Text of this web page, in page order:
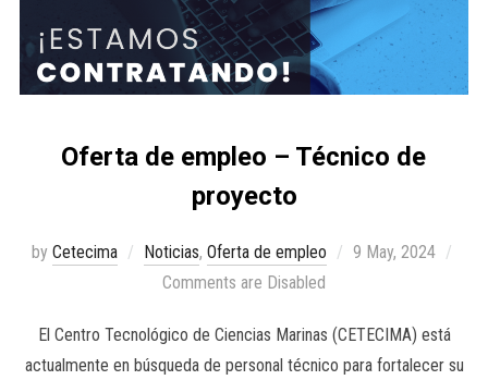
Oferta de empleo – Técnico de
proyecto
by Cetecima Noticias, Oferta de empleo
9 May, 2024
Comments are Disabled
El Centro Tecnológico de Ciencias Marinas (CETECIMA) está
actualmente en búsqueda de personal técnico para fortalecer su